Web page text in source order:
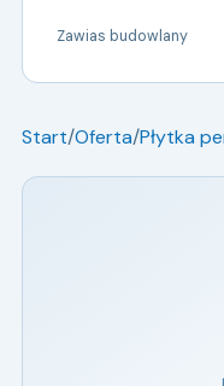
Zawias budowlany
Start/Oferta/Płytka